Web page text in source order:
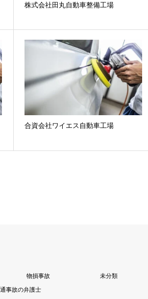
株式会社田丸自動車整備工場
合資会社ワイエス自動車工場
物損事故 未分類
事故の弁護士